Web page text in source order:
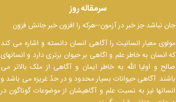
سرمقاله روز
جان نباشد جز خبر در آزمون--هرکه را افزون خبر جانش فزون
مولوی معیار انسانیت را آگاهی انسان دانسته و اشاره می کند
که انسان به خاطر علم و اگاهی بر حیوان برتری دارد و انسانهای
صالح و اولیا الله به خاطر ایمان و آگاهی از ملک بالاتر می
باشند. آگاهی حیوانات بسیار محدود و در حدّ غریزه می باشد و
انسانها نیز به نسبت علم و آگاهیشان از موضوعات گوناگون در